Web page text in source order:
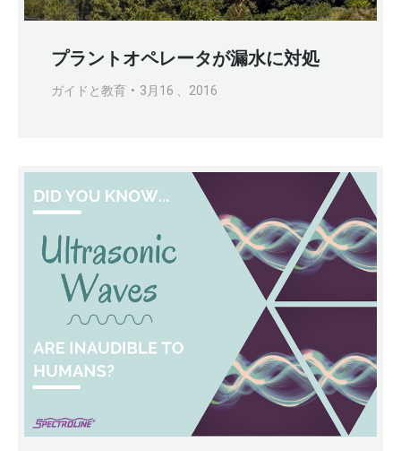
プラントオペレータが漏水に対処
ガイドと教育 3月16 、2016